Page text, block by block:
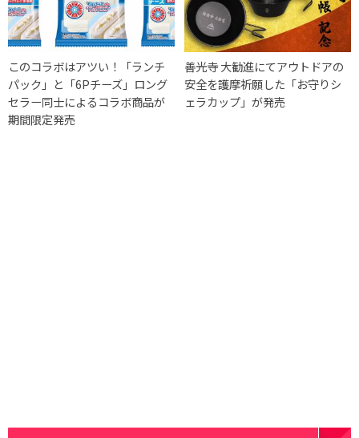
このコラボはアツい！「ランチ
パック」と「6Pチーズ」ロング
セラー同士によるコラボ商品が
期間限定発売
善光寺 大勧進にてアウトドアの
安全を護摩祈願した「お守りシ
ェラカップ」が発売